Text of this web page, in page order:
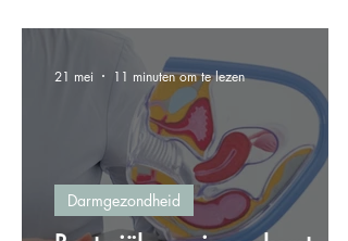
Darmgezondheid
21 mei 11 minuten om te lezen